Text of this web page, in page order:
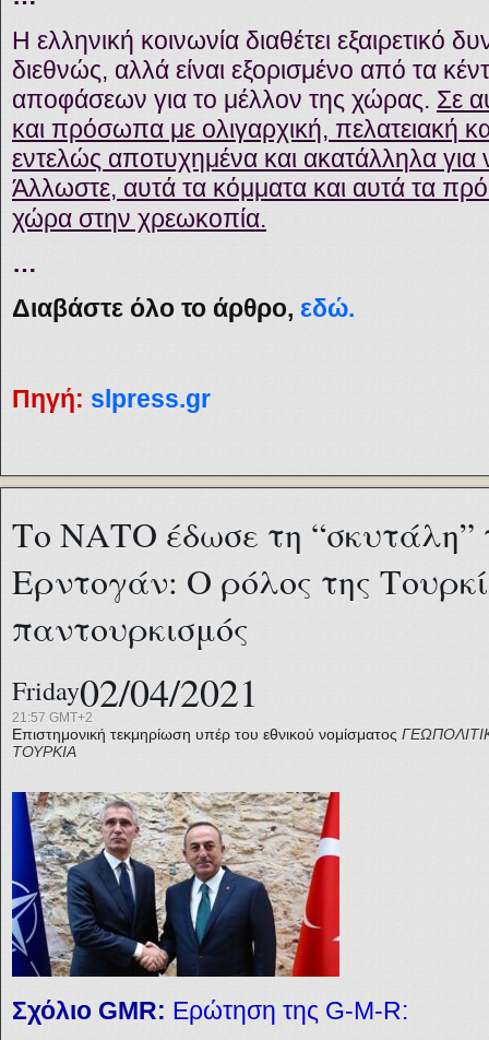
Η ελληνική κοινωνία διαθέτει εξαιρετικό
διεθνώς, αλλά είναι εξορισμένο από τα
αποφάσεων για το μέλλον της χώρας. Σε
και πρόσωπα με ολιγαρχική, πελατειακή
εντελώς αποτυχημένα και ακατάλληλα
Άλλωστε, αυτά τα κόμματα και αυτά τα
χώρα στην χρεωκοπία.
…
Διαβάστε όλο το άρθρο, εδώ.
Πηγή: slpress.gr
Το ΝΑΤΟ έδωσε τη “σκυτάλη”
Ερντογάν: Ο ρόλος της
παντουρκισμός
Friday02/04/2021
21:57 GMT+2
Επιστημονική τεκμηρίωση υπέρ του εθνικού νομίσματος
ΤΟΥΡΚΙΑ
Σχόλιο GMR: Ερώτηση της G-M-R: